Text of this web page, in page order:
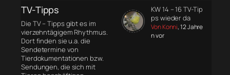
TV-Tipps
Die TV – Tipps gibt es im
vierzehntägigem Rhythmus.
Dort finden sie u.a. die
Sendetermine von
Tierdokumentationen bzw.
Sendungen, die sich mit
KW 14 – 16 TV-Tip
ps wieder da
Von Konni, 12 Jahre
n vor